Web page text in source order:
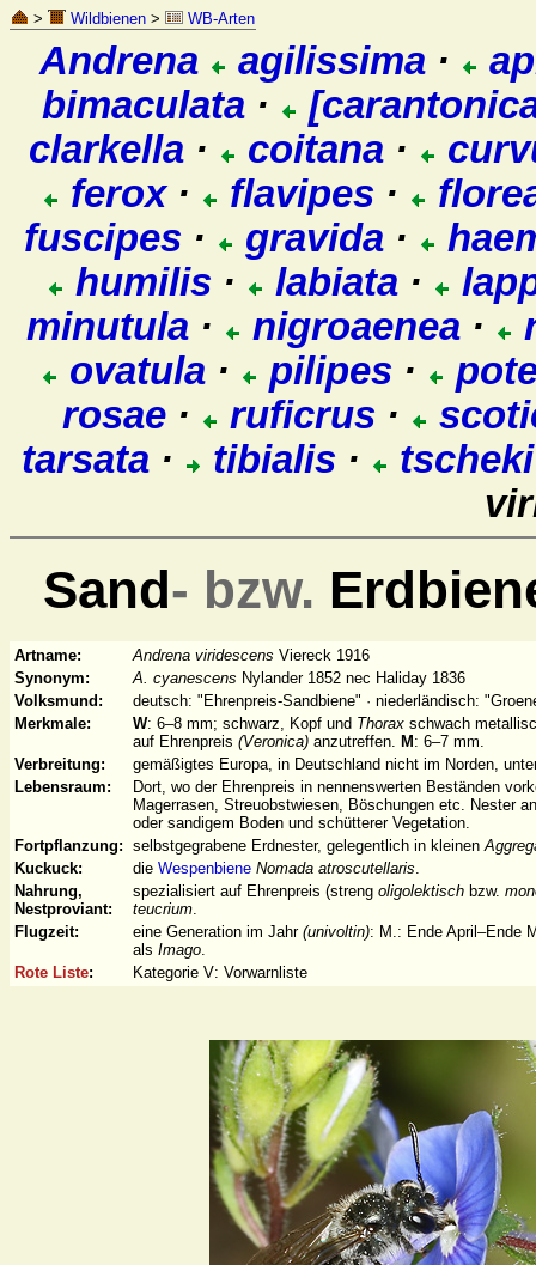
> Wildbienen > WB-Arten
Andrena agilissima ·
bimaculata·
clarkella· coitana·
ferox· flavipes ·
fuscipes · gravida·
humilis · labiata·
minutula· nigroaenea·
ovatula · pilipes ·
rosae · ruficrus ·
tarsata · tibialis · tscheki
Sand- bzw.
Artname: Andrena viridescens Viereck 1916
Synonym:
A. cyanescens Nylander 1852 nec Haliday 1836
Volksmund:
deutsch: "Ehrenpreis-Sandbiene" · niederländisch:
Merkmale:
W: 6–8 mm; schwarz, Kopf und Thorax schwach
auf Ehrenpreis (Veronica) anzutreffen. M: 6–7 mm.
Verbreitung:
gemäßigtes Europa, in Deutschland nicht im Norden,
Lebensraum:
Dort, wo der Ehrenpreis in nennenswerten Beständen
Magerrasen, Streuobstwiesen, Böschungen etc. Nester
oder sandigem Boden und schütterer Vegetation.
Fortpflanzung: selbstgegrabene Erdnester, gelegentlich in kleinen
Kuckuck:
die Wespenbiene Nomada atroscutellaris
Nahrung,
Nestproviant:
spezialisiert auf Ehrenpreis (streng oligolektisch bzw.
teucrium
Flugzeit:
eine Generation im Jahr (univoltin): M.: Ende April–Ende
als Imago
Rote Liste: Kategorie V: Vorwarnliste